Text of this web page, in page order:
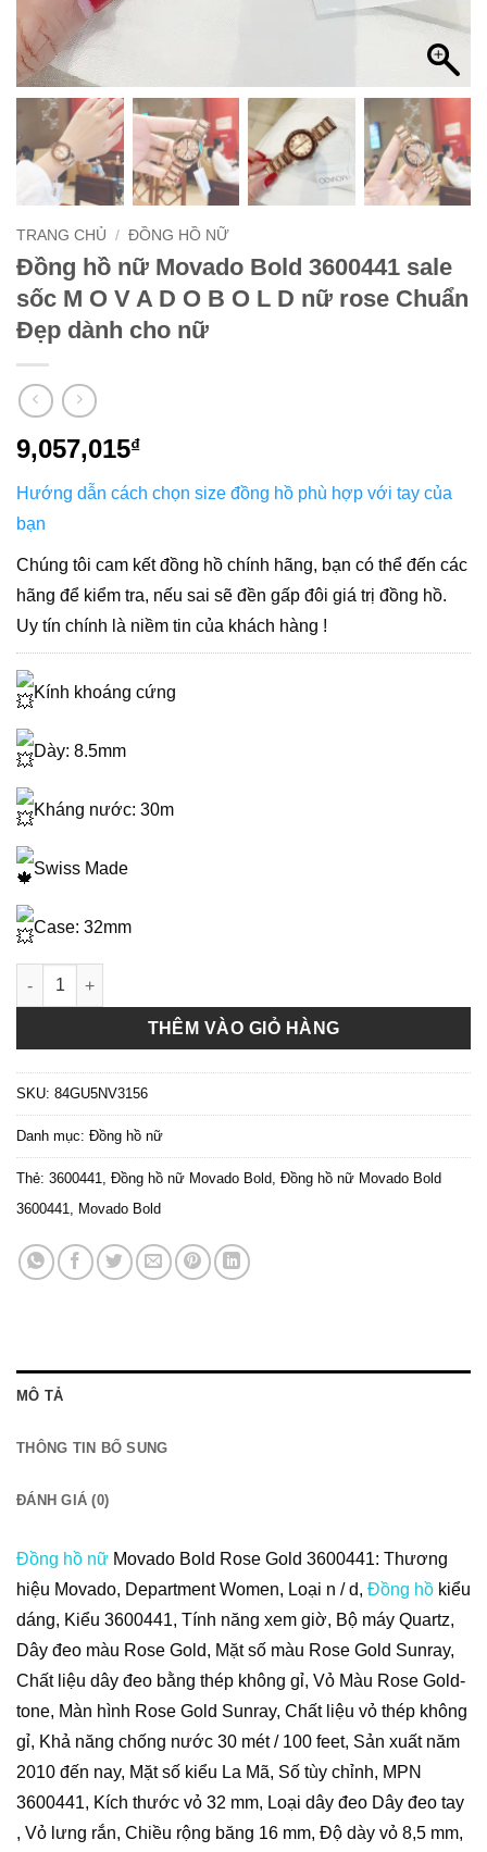
TRANG CHỦ / ĐỒNG HỒ NỮ
Đồng hồ nữ Movado Bold 3600441 sale
sốc M O V A D O B O L D nữ rose Chuẩn
Đẹp dành cho nữ
9,057,015₫
Hướng dẫn cách chọn size đồng hồ phù hợp với tay của
bạn
Chúng tôi cam kết đồng hồ chính hãng, bạn có thể đến các
hãng để kiểm tra, nếu sai sẽ đền gấp đôi giá trị đồng hồ.
Uy tín chính là niềm tin của khách hàng !
Kính khoáng cứng
Dày: 8.5mm
Kháng nước: 30m
Swiss Made
Case: 32mm
Đồng hồ nữ Movado Bold 3600441 sale sốc M O V A D O B O
THÊM VÀO GIỎ HÀNG
SKU: 84GU5NV3156
Danh mục: Đồng hồ nữ
Thẻ: 3600441 Đồng hồ nữ Movado Bold Đồng hồ nữ Movado Bold
3600441
Movado Bold
MÔ TẢ
THÔNG TIN BỔ SUNG
ĐÁNH GIÁ (0)
Đồng hồ nữ Movado Bold Rose Gold 3600441: Thương
hiệu Movado, Department Women, Loại n / d, Đồng hồ kiểu
dáng, Kiểu 3600441, Tính năng xem giờ, Bộ máy Quartz,
Dây đeo màu Rose Gold, Mặt số màu Rose Gold Sunray,
Chất liệu dây đeo bằng thép không gỉ, Vỏ Màu Rose Gold-
tone, Màn hình Rose Gold Sunray, Chất liệu vỏ thép không
gỉ, Khả năng chống nước 30 mét / 100 feet, Sản xuất năm
2010 đến nay, Mặt số kiểu La Mã, Số tùy chỉnh, MPN
3600441, Kích thước vỏ 32 mm, Loại dây đeo Dây đeo tay
, Vỏ lưng rắn, Chiều rộng băng 16 mm, Độ dày vỏ 8,5 mm,